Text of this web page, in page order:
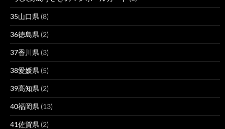
35山口県 (8)
36徳島県 (2)
37香川県 (3)
38愛媛県 (5)
39高知県 (2)
40福岡県 (13)
41佐賀県 (2)